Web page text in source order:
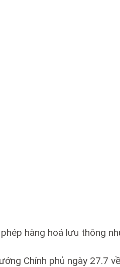
hàng hoá lưu thông
Chính phủ ngày 27.7